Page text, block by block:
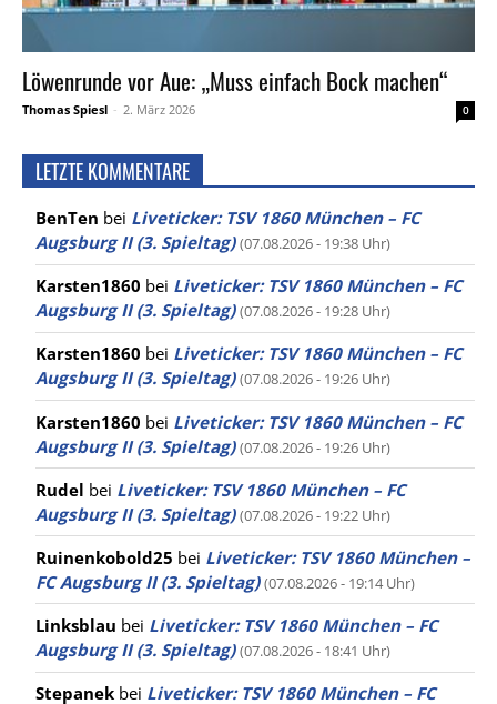
Löwenrunde vor Aue: „Muss einfach Bock machen“
Thomas Spiesl - 2. März 2026 0
LETZTE KOMMENTARE
BenTen bei Liveticker: TSV 1860 München – FC
Augsburg II (3. Spieltag) (07.08.2026 - 19:38 Uhr)
Karsten1860 bei Liveticker: TSV 1860 München – FC
Augsburg II (3. Spieltag) (07.08.2026 - 19:28 Uhr)
Karsten1860 bei Liveticker: TSV 1860 München – FC
Augsburg II (3. Spieltag) (07.08.2026 - 19:26 Uhr)
Karsten1860 bei Liveticker: TSV 1860 München – FC
Augsburg II (3. Spieltag) (07.08.2026 - 19:26 Uhr)
Rudel bei Liveticker: TSV 1860 München – FC
Augsburg II (3. Spieltag) (07.08.2026 - 19:22 Uhr)
Ruinenkobold25 bei Liveticker: TSV 1860 München –
FC Augsburg II (3. Spieltag) (07.08.2026 - 19:14 Uhr)
Linksblau bei Liveticker: TSV 1860 München – FC
Augsburg II (3. Spieltag) (07.08.2026 - 18:41 Uhr)
Stepanek bei Liveticker: TSV 1860 München – FC